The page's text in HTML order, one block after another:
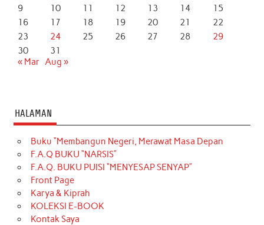
9
10 11 12 13 14
15
16
17 18 19 20 21
22
23
24 25 26 27 28
29
30
31
« Mar Aug »
HALAMAN
Buku “Membangun Negeri, Merawat Masa Depan
F.A.Q BUKU “NARSIS”
F.A.Q. BUKU PUISI “MENYESAP SENYAP”
Front Page
Karya & Kiprah
KOLEKSI E-BOOK
Kontak Saya